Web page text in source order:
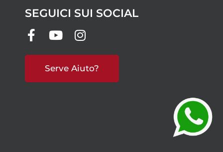
SEGUICI SUI SOCIAL
Serve Aiuto?